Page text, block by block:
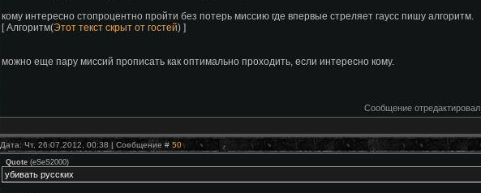
кому интересно стопроцентно пройти без потерь миссию где впервые стреляет гаусс пишу алгоритм.
[ Алгоритм(Этот текст скрыт от гостей) ]
можно еще пару миссий прописать как оптимально проходить, если интересно кому.
Сообщение отредактировал
Дата: Чт, 26.07.2012, 00:38 | Сообщение # 50
Quote (eSeS2000)
убивать русских